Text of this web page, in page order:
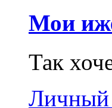
Мои
Так
Личный